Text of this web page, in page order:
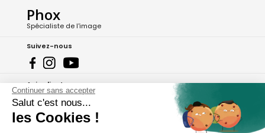
Phox
Spécialiste de l'image
Suivez-nous
Avis clients
8,2/10 Avis vérifiés
L'Appli Phox
Continuer sans accepter
Salut c'est nous...
les Cookies !